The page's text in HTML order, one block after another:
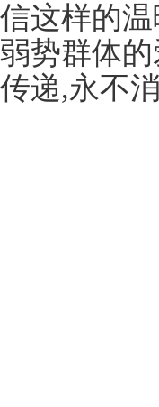
信这样的
弱势群体
传递,永不消